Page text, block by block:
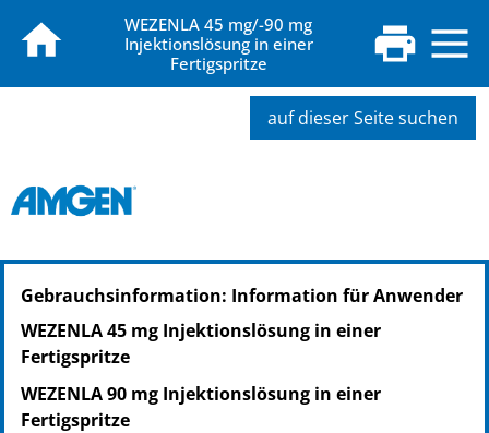
WEZENLA 45 mg/-90 mg
Injektionslösung in einer
Fertigspritze
auf dieser Seite suchen
PZN: 19279536
PPN: 111927953653
NTIN: 04150192795362
Gebrauchsinformation: Information für Anwender
WEZENLA 45 mg Injektionslösung in einer
Fertigspritze
WEZENLA 90 mg Injektionslösung in einer
Fertigspritze